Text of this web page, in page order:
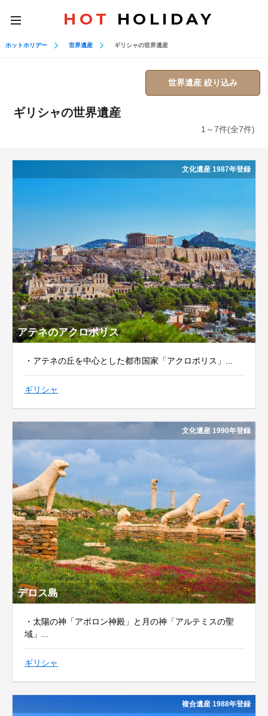
toggle
navigation
HOT HOLIDAY
ホットホリデー 世界遺産 ギリシャの世界遺産
世界遺産 絞り込み
ギリシャの世界遺産
1～7件(全7件)
アテネのアクロポリス
文化遺産 1987年登録
・アテネの丘を中心とした都市国家「アクロポリス」...
ギリシャ
デロス島
文化遺産 1990年登録
・太陽の神「アポロン神殿」と月の神「アルテミスの聖
域」...
ギリシャ
複合遺産 1988年登録